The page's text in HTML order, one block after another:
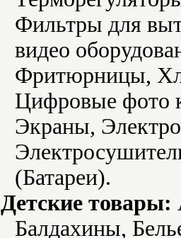
Фильтры для
видео
Фритюрницы,
Цифровые фото
Экраны,
(Батареи).
Детские товары:
Балдахины,